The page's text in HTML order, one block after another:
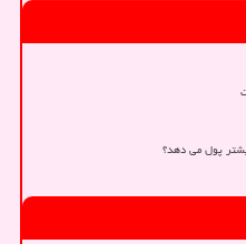
پول می دهد؟